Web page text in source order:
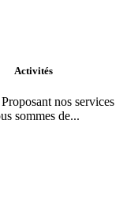
Activités
nos services
sommes de...